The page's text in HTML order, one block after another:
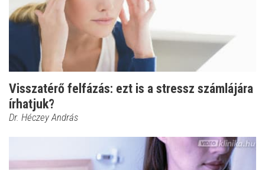
Visszatérő felfázás: ezt is a stressz számlájára
írhatjuk?
Dr. Héczey András